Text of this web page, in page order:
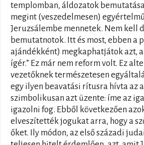
templomban, áldozatok
megint (veszedelmesen) egyértelmű
Jeruzsálembe mennetek. Nem kell
bemutatnotok. Itt és most, ebben a
ajándékként) megkaphatjátok azt,
ígér.” Ez már nem reform volt. Ez
vezetőknek természetesen
egy ilyen beavatási rítusra hívta az
szimbolikusan azt üzente: íme az
igazolni fog. Ebből következően
elveszítették jogukat arra, hogy a
őket. Ily módon, az első századi